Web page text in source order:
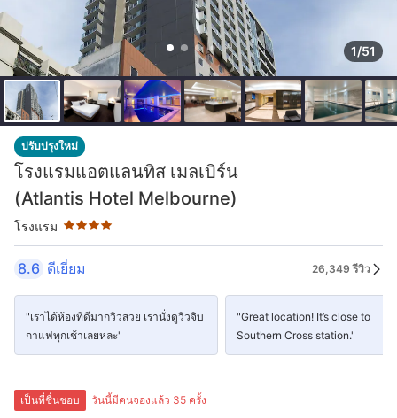
1/51
ปรับปรุงใหม่
โรงแรมแอตแลนทิส เมลเบิร์น
(Atlantis Hotel Melbourne)
โรงแรม
ระดับดาว: 4 ดาว
8.6 ดีเยี่ยม 26,349 รีวิว
"เราได้ห้องที่ดีมากวิวสวย เรานั่งดูวิวจิบ
กาแฟทุกเช้าเลยหละ"
"Great location! It’s close to
Southern Cross station."
เป็นที่ชื่นชอบ วันนี้มีคนจองแล้ว 35 ครั้ง